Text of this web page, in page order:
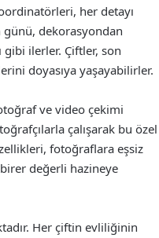
her detayı
dekorasyondan
gibi ilerler. Çiftler, son
doyasıya yaşayabilirler.
ve video çekimi
çalışarak bu özel
fotoğraflara eşsiz
değerli hazineye
Her çiftin evliliğinin